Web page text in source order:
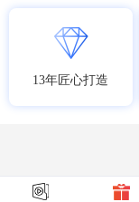
13年匠心打造